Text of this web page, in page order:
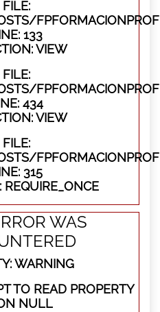
FILE:
133
VIEW
FILE:
434
VIEW
FILE:
315
WAS
WARNING
TO READ PROPERTY
NULL